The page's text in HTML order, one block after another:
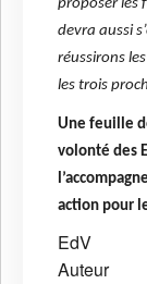
proposer les
devra aussi
réussirons
les trois
Une feuille
volonté des
action pour
EdV
Auteur